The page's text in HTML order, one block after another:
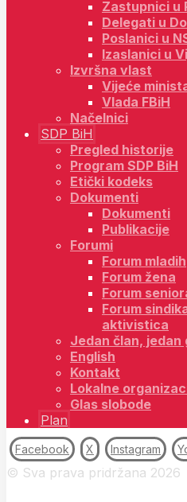
Zastupnici u
Delegati u
Poslanici u
Izaslanici u
Izvršna vlast
Vijeće
Vlada FBiH
Načelnici
SDP BiH
Pregled historije
Program SDP BiH
Etički kodeks
Dokumenti
Dokumenti
Publikacije
Forumi
Forum mladih
Forum žena
Forum
Forum
aktivistica
Jedan član, jedan
English
Kontakt
Lokalne
Glas slobode
Plan
Facebook X Instagram
© Sva prava pridržana 2026